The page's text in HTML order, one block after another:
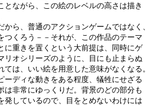
ながら、この絵のレベルの高さは描き
ら、普通のアクションゲームではなく、
つくろう－－それが、この作品のテーマ
に重きを置くという大前提は、同時にゲ
リオシリーズのように、目にも止まらぬ
は、いい絵を用意した意味がなくなる。
ーディな動きをある程度、犠牲にせざる
は非常にゆっくりだ。背景のどの部分も
発しているので、目をとめないわけには